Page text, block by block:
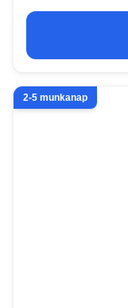
2-5 munkanap